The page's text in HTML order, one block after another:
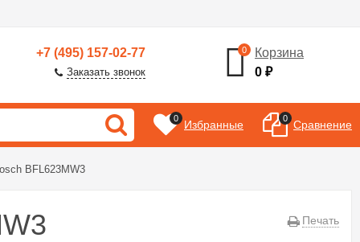
+7 (495) 157-02-77
Заказать звонок
0
Корзина
0₽
0 Избранные 0 Сравнение
BFL623MW3
Печать